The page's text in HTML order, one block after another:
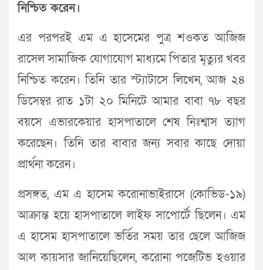
নিশ্চিত করেন।
এর পরপরই এম এ হাসেমের পুত্র শওকত আজিজ
রাসেল সামাজিক যোগাযোগ মাধ্যমে পিতার মৃত্যুর খবর
নিশ্চিত করেন। তিনি তার স্ট্যাটাসে লিখেন, আজ ২৪
ডিসেম্বর রাত ১টা ২০ মিনিটে আমার বাবা ৭৮ বছর
বয়সে এভারকেয়ার হাসপাতালে শেষ নিঃশ্বাস ত্যাগ
করেছেন। তিনি তার বাবার জন্য সবার কাছে দোয়া
প্রার্থনা করেন।
প্রসঙ্গত, এম এ হাসেম করোনাভাইরাসে (কোভিড-১৯)
আক্রান্ত হয়ে হাসপাতালে লাইফ সাপোর্টে ছিলেন। এম
এ হাসেম হাসপাতালে ভর্তির সময় তার ছেলে আজিজ
আল কায়সার জানিয়েছিলেন, করোনা পজেটিভ হওয়ার